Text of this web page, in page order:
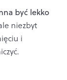
być lekko
niezbyt
i